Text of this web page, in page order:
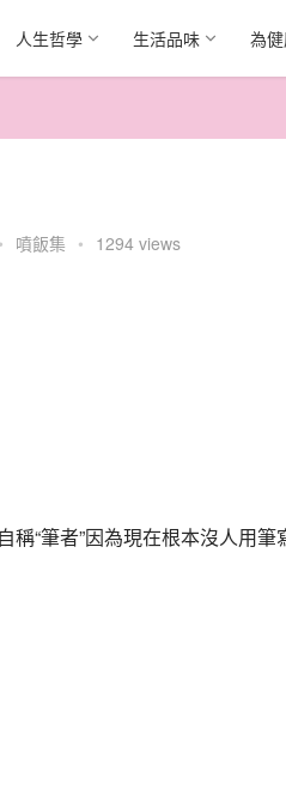
人生哲學 生活品味 為
• 噴飯集 • 1294 views
“筆者”因為現在根本沒人用筆